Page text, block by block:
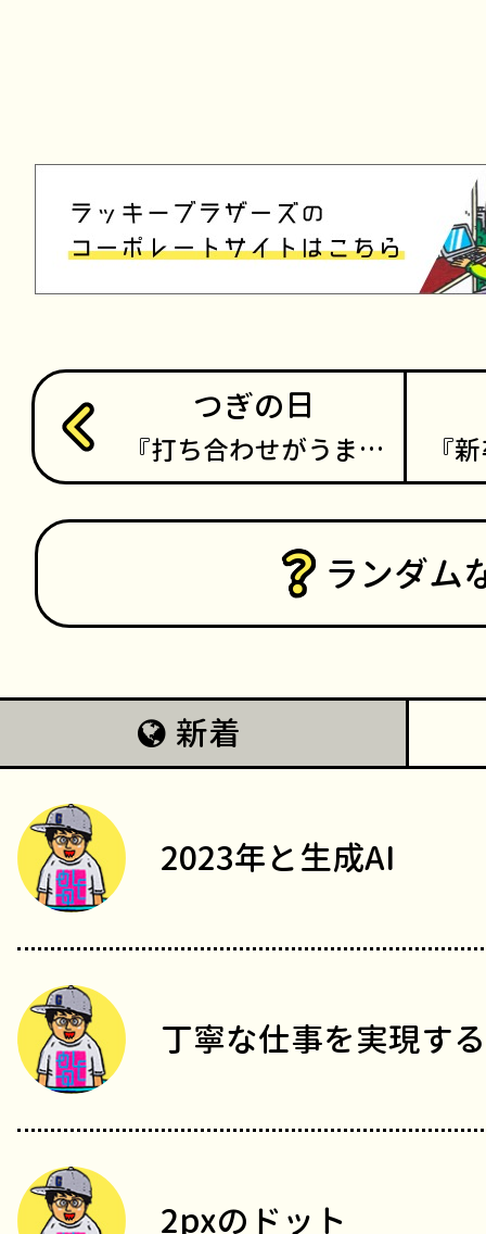
つぎの日
打ち合わせがうま…
ランダム
新着
2023年と生成AI
丁寧な仕事を実現す
2pxのドット